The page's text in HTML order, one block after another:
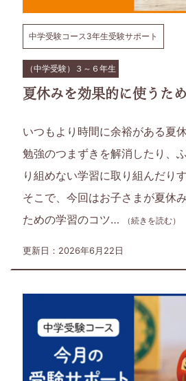
中学受験コース3年生受験サポート
（中学受験）３～６年生
夏休みを効果的に使うた
いつもより時間に余裕がある夏
勉強のつまずきを解消したり、
り組めない学習に取り組んだり
そこで、今回はお⼦さまが夏休
ための学習のコツ…
（続きを読む）
更新日：2026年6月22日